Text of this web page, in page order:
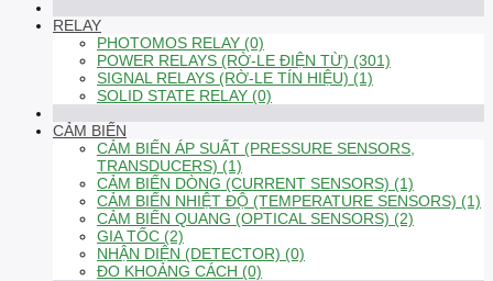
RELAY
PHOTOMOS RELAY (0)
POWER RELAYS (RỜ-LE ĐIỆN TỪ) (301)
SIGNAL RELAYS (RỜ-LE TÍN HIỆU) (1)
SOLID STATE RELAY (0)
CẢM BIẾN
CẢM BIẾN ÁP SUẤT (PRESSURE SENSORS,
TRANSDUCERS) (1)
CẢM BIẾN DÒNG (CURRENT SENSORS) (1)
CẢM BIẾN NHIỆT ĐỘ (TEMPERATURE SENSORS) (1)
CẢM BIẾN QUANG (OPTICAL SENSORS) (2)
GIA TỐC (2)
NHẬN DIỆN (DETECTOR) (0)
ĐO KHOẢNG CÁCH (0)